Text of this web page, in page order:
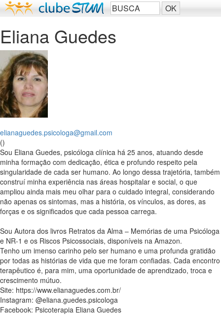
Eliana Guedes
elianaguedes.psicologa@gmail.com
()
Sou Eliana Guedes, psicóloga clínica há 25 anos, atuando desde
minha formação com dedicação, ética e profundo respeito pela
singularidade de cada ser humano. Ao longo dessa trajetória, também
construí minha experiência nas áreas hospitalar e social, o que
ampliou ainda mais meu olhar para o cuidado integral, considerando
não apenas os sintomas, mas a história, os vínculos, as dores, as
forças e os significados que cada pessoa carrega.
Sou Autora dos livros Retratos da Alma – Memórias de uma Psicóloga
e NR-1 e os Riscos Psicossociais, disponíveis na Amazon.
Tenho um imenso carinho pelo ser humano e uma profunda gratidão
por todas as histórias de vida que me foram confiadas. Cada encontro
terapêutico é, para mim, uma oportunidade de aprendizado, troca e
crescimento mútuo.
Site: https://www.elianaguedes.com.br/
Instagram: @eliana.guedes.psicologa
Facebook: Psicoterapia Eliana Guedes